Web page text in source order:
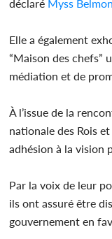
déclaré Myss
Elle a également
“Maison des chefs”
médiation et de
À l’issue de la
nationale des Rois
adhésion à la vision
Par la voix de leur
ils ont assuré être
gouvernement en